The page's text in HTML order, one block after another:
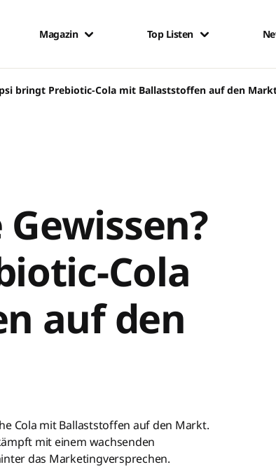
Magazin Top Listen
bringt Prebiotic-Cola mit Ballaststoffen auf den
Cola
auf den
Cola mit Ballaststoffen auf den Markt.
mit einem wachsenden
das Marketingversprechen.